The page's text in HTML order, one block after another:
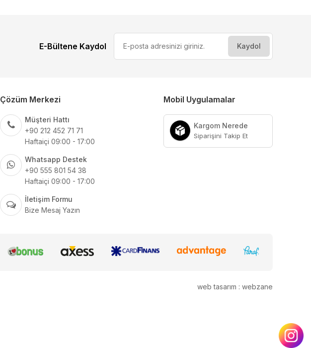
E-Bültene Kaydol
Çözüm Merkezi
Müşteri Hattı
+90 212 452 71 71
Haftaiçi 09:00 - 17:00
Whatsapp Destek
+90 555 801 54 38
Haftaiçi 09:00 - 17:00
İletişim Formu
Bize Mesaj Yazın
Mobil Uygulamalar
Kargom Nerede
Siparişini Takip Et
web tasarım : webzane